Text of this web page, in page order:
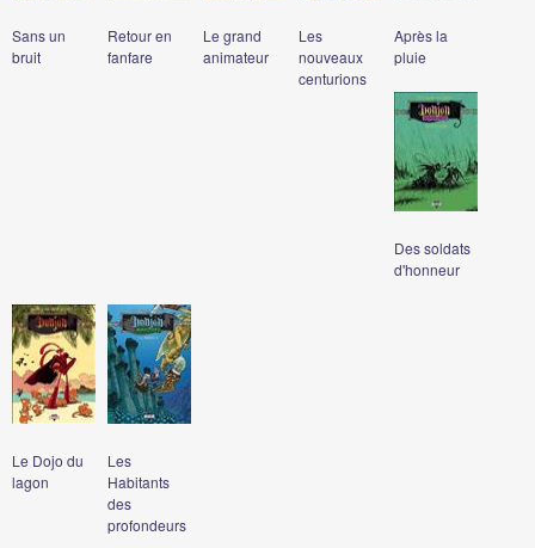
Sans un
bruit
Retour en
fanfare
Le grand
animateur
Les
nouveaux
centurions
Après la
pluie
Des soldats
d'honneur
Le Dojo du
lagon
Les
Habitants
des
profondeurs